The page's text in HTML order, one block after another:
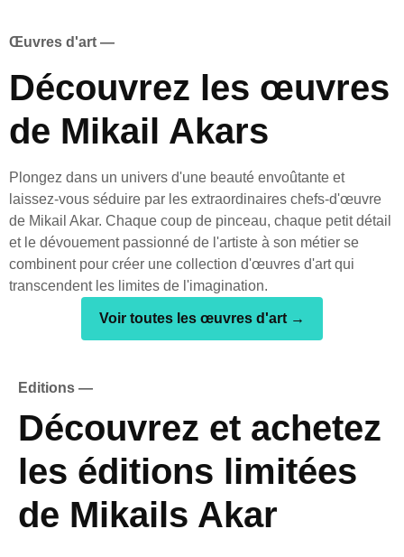
Œuvres d'art —
Découvrez les œuvres
de Mikail Akars
Plongez dans un univers d'une beauté envoûtante et
laissez-vous séduire par les extraordinaires chefs-d'œuvre
de Mikail Akar. Chaque coup de pinceau, chaque petit détail
et le dévouement passionné de l'artiste à son métier se
combinent pour créer une collection d'œuvres d'art qui
transcendent les limites de l'imagination.
Voir toutes les œuvres d'art →
Editions —
Découvrez et achetez
les éditions limitées
de Mikails Akar